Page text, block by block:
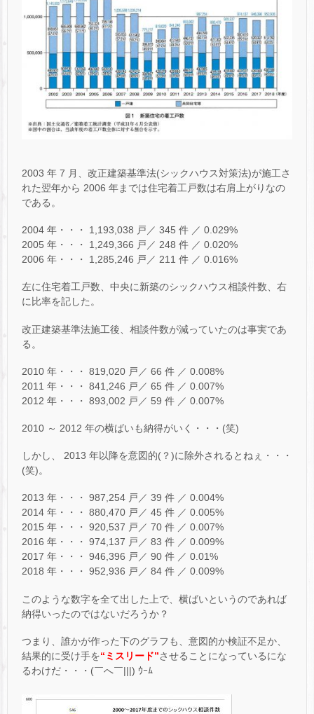
2003 年 7 月、改正建築基準法(シックハウス対策法)が施工さ
れた翌年から 2006 年までは住宅着工戸数は右肩上がりなの
である。
2004 年・・・ 1,193,038 戸／ 345 件 ／ 0.029%
2005 年・・・ 1,249,366 戸／ 248 件 ／ 0.020%
2006 年・・・ 1,285,246 戸／ 211 件 ／ 0.016%
左に住宅着工戸数、中央に新築のシックハウス相談件数、右
に比率を記した。
改正建築基準法施工後、相談件数が減っていたのは事実であ
る。
2010 年・・・ 819,020 戸／ 66 件 ／ 0.008%
2011 年・・・ 841,246 戸／ 65 件 ／ 0.007%
2012 年・・・ 893,002 戸／ 59 件 ／ 0.007%
2010 ～ 2012 年の横ばいも納得がいく・・・(笑)
しかし、 2013 年以降を意図的(？)に除外されるとねぇ・・・
(笑)。
2013 年・・・ 987,254 戸／ 39 件 ／ 0.004%
2014 年・・・ 880,470 戸／ 45 件 ／ 0.005%
2015 年・・・ 920,537 戸／ 70 件 ／ 0.007%
2016 年・・・ 974,137 戸／ 83 件 ／ 0.009%
2017 年・・・ 946,396 戸／ 90 件 ／ 0.01%
2018 年・・・ 952,936 戸／ 84 件 ／ 0.009%
このような数字を全て出した上で、横ばいというのであれば
納得いったのではないだろうか？
つまり、誰かが作った下のグラフも、意図的か検証不足か、
結果的に受け手を“ミスリード”させることになっているにな
るわけだ・・・(￣へ￣|||) ｳｰﾑ